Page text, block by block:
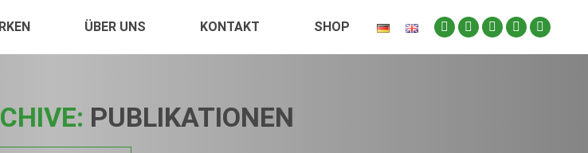
ÜBER UNS KONTAKT SHOP
PUBLIKATIONEN
sich hier: